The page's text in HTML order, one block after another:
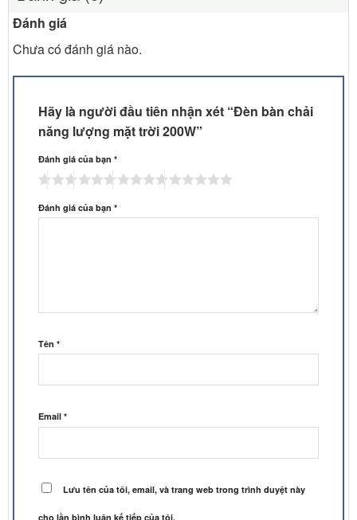
Đánh giá
Chưa có đánh giá nào.
Hãy là người đầu tiên nhận xét “Đèn bàn chải
năng lượng mặt trời 200W”
Đánh giá của bạn *
Đánh giá của bạn *
Tên *
Email *
Lưu tên của tôi, email, và trang web trong trình duyệt này
cho lần bình luận kế tiếp của tôi.